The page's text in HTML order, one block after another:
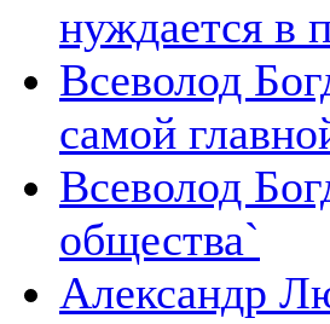
нуждается в
Всеволод
самой
Всеволод
общества`
Александр